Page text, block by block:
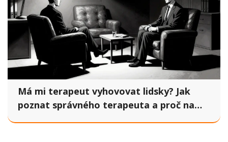
Má mi terapeut vyhovovat lidsky? Jak
poznat správného terapeuta a proč na